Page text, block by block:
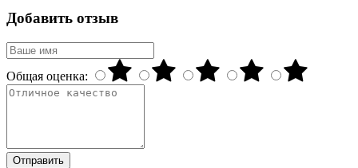
Добавить отзыв
Общая оценка:
Отправить